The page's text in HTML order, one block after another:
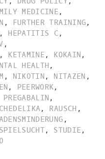
MEDICINE ,
, FURTHER TRAINING,
, HEPATITIS C ,
,
, KETAMINE , KOKAIN ,
HEALTH ,
, NIKOTIN , NITAZEN ,
, PEERWORK,
PREGABALIN ,
, RAUSCH ,
,
SPIELSUCHT, STUDIE ,